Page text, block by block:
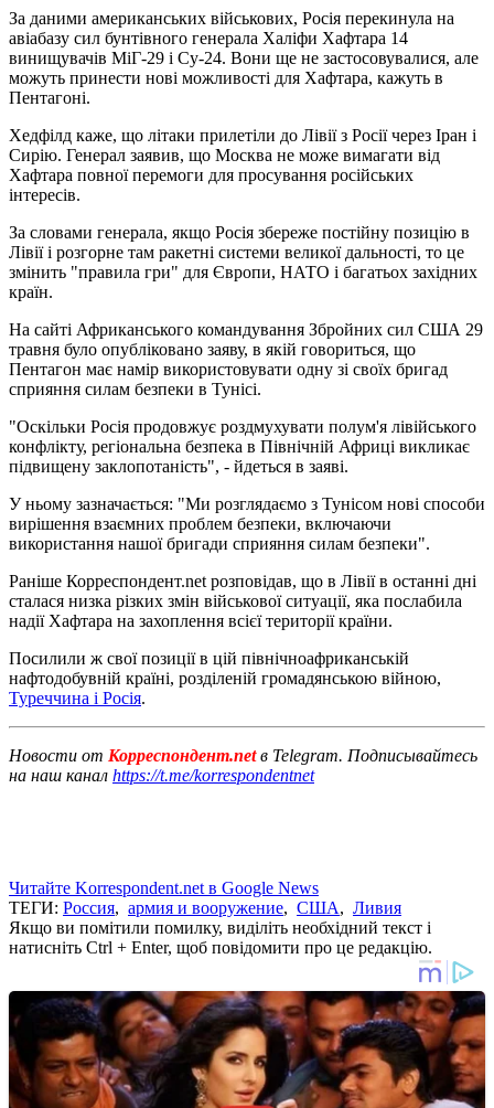
За даними американських військових, Росія перекинула на
авіабазу сил бунтівного генерала Халіфи Хафтара 14
винищувачів МіГ-29 і Су-24. Вони ще не застосовувалися, але
можуть принести нові можливості для Хафтара, кажуть в
Пентагоні.
Хедфілд каже, що літаки прилетіли до Лівії з Росії через Іран і
Сирію. Генерал заявив, що Москва не може вимагати від
Хафтара повної перемоги для просування російських
інтересів.
За словами генерала, якщо Росія збереже постійну позицію в
Лівії і розгорне там ракетні системи великої дальності, то це
змінить "правила гри" для Європи, НАТО і багатьох західних
країн.
На сайті Африканського командування Збройних сил США 29
травня було опубліковано заяву, в якій говориться, що
Пентагон має намір використовувати одну зі своїх бригад
сприяння силам безпеки в Тунісі.
"Оскільки Росія продовжує роздмухувати полум'я лівійського
конфлікту, регіональна безпека в Північній Африці викликає
підвищену заклопотаність", - йдеться в заяві.
У ньому зазначається: "Ми розглядаємо з Тунісом нові способи
вирішення взаємних проблем безпеки, включаючи
використання нашої бригади сприяння силам безпеки".
Раніше Корреспондент.net розповідав, що в Лівії в останні дні
сталася низка різких змін військової ситуації, яка послабила
надії Хафтара на захоплення всієї території країни.
Посилили ж свої позиції в цій північноафриканській
нафтодобувній країні, розділеній громадянською війною,
Туреччина і Росія.
Новости от Корреспондент.netв Telegram. Подписывайтесь
на наш канал https://t.me/korrespondentnet
Читайте Korrespondent.net в Google News
ТЕГИ: Россия, армия и вооружение, США, Ливия
Якщо ви помітили помилку, виділіть необхідний текст і
натисніть Ctrl + Enter, щоб повідомити про це редакцію.